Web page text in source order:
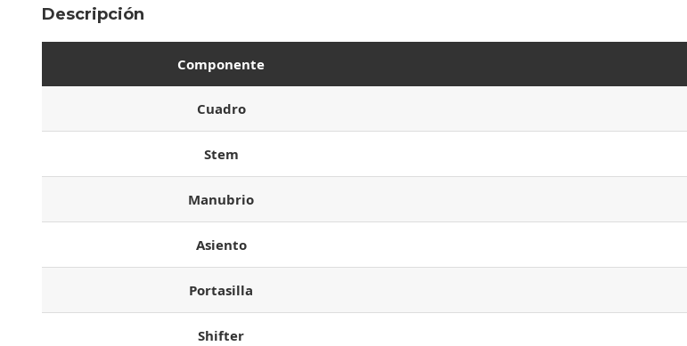
Descripción
Componente
Cuadro
Stem
Manubrio
Asiento
Portasilla
Shifter